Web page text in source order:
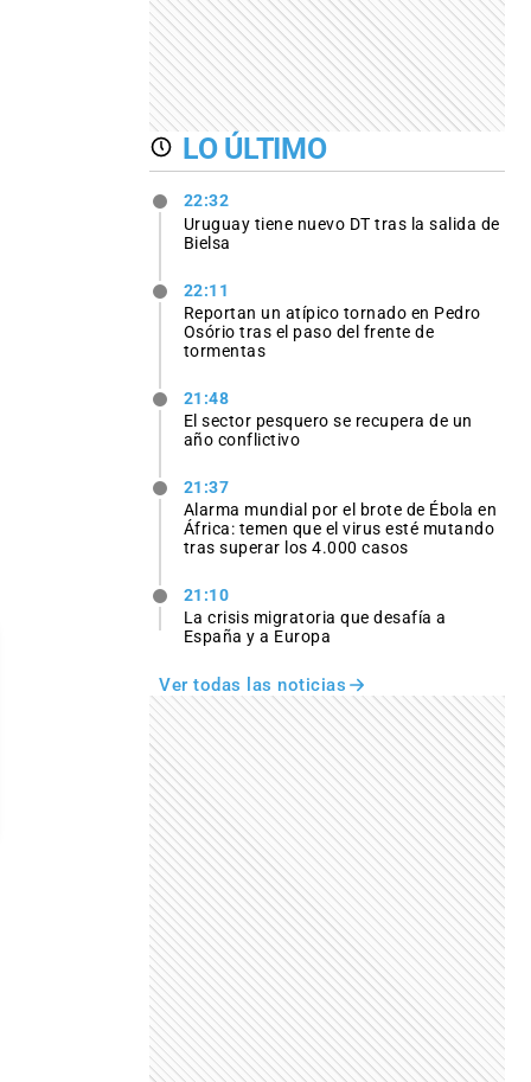
LO ÚLTIMO
22:32
Uruguay tiene nuevo DT tras la salida de
Bielsa
22:11
Reportan un atípico tornado en Pedro
Osório tras el paso del frente de
tormentas
21:48
El sector pesquero se recupera de un
año conflictivo
21:37
Alarma mundial por el brote de Ébola en
África: temen que el virus esté mutando
tras superar los 4.000 casos
21:10
La crisis migratoria que desafía a
España y a Europa
Ver todas las noticias